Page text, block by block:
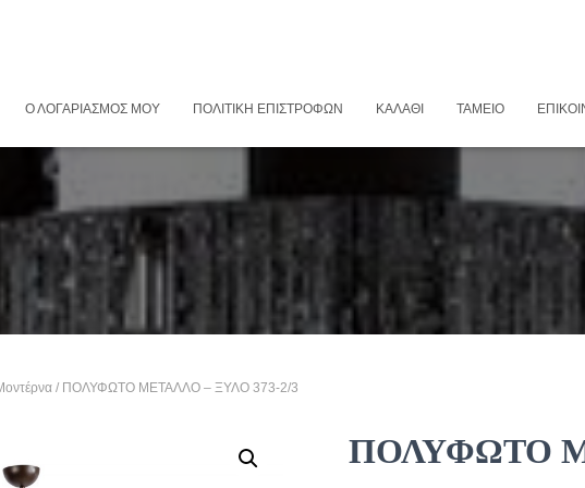
Ο ΛΟΓΑΡΙΑΣΜΌΣ ΜΟΥ ΠΟΛΙΤΙΚΉ ΕΠΙΣΤΡΟΦΏΝ ΚΑΛΆΘΙ ΤΑΜΕΊΟ
/ ΠΟΛΥΦΩΤΟ ΜΕΤΑΛΛΟ – ΞΥΛΟ 373-2/3
ΠΟΛΥΦΩΤΟ